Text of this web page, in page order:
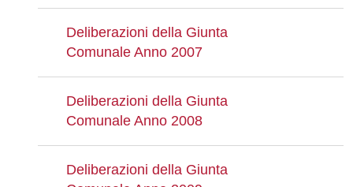
Deliberazioni della Giunta
Comunale Anno 2007
Deliberazioni della Giunta
Comunale Anno 2008
Deliberazioni della Giunta